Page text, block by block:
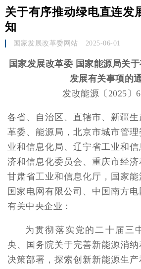
关于有序推动绿电直连发
知
国家发展改革委网站 2025-06-01
国家发展改革委 国家能源局关
发展有关事项的
发改能源〔2025〕
各省、自治区、直辖市、新疆
革委、能源局，北京市城市管
业和信息化局、辽宁省工业和
济和信息化委员会、重庆市经济
甘肃省工业和信息化厅，国家能
国家电网有限公司、中国南方电
有关中央企业：
为贯彻落实党的二十届三
央、国务院关于完善新能源消
决策部署，探索创新新能源生